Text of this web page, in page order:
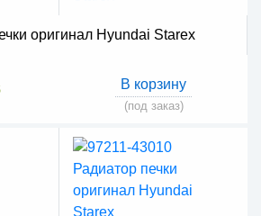
оригинал Hyundai Starex
В корзину
(под заказ)